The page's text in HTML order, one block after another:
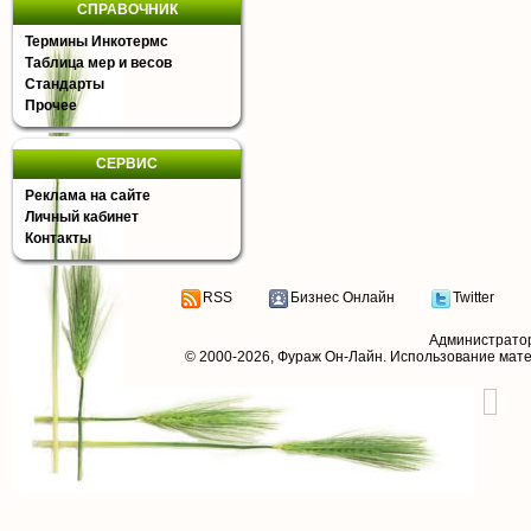
СПРАВОЧНИК
Термины Инкотермс
Таблица мер и весов
Стандарты
Прочее
СЕРВИС
Реклама на сайте
Личный кабинет
Контакты
RSS Бизнес Онлайн Twitter
© 2000-2026, Фураж Он-Лайн. Использование